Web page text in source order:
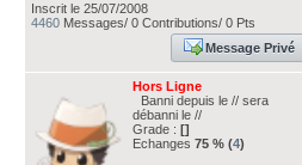
Inscrit le 25/07/2008
4460 Messages/ 0 Contributions/ 0 Pts
Message Privé
Hors Ligne
Banni depuis le // sera
débanni le //
Grade : []
Echanges 75 % (4)